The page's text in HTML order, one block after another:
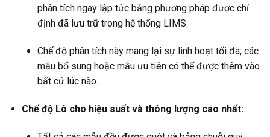
phân tích ngay lập tức bằng phương pháp được chỉ
định đã lưu trữ trong hệ thống LIMS.
Chế độ phân tích này mang lại sự linh hoạt tối đa; các
mẫu bổ sung hoặc mẫu ưu tiên có thể được thêm vào
bất cứ lúc nào.
Chế độ Lô cho hiệu suất và thông lượng cao nhất: